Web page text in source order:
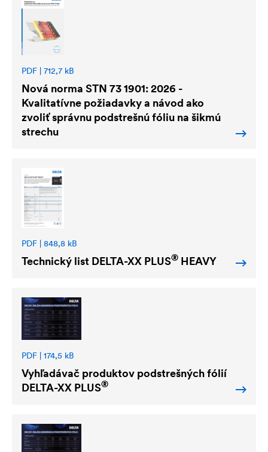
PDF | 712,7 kB
Nová norma STN 73 1901: 2026 -
Kvalitatívne požiadavky a návod ako
zvoliť správnu podstrešnú fóliu na šikmú
strechu
PDF | 848,8 kB
Technický list DELTA-XX PLUS® HEAVY
PDF | 174,5 kB
Vyhľadávač produktov podstrešných fólií
DELTA-XX PLUS®